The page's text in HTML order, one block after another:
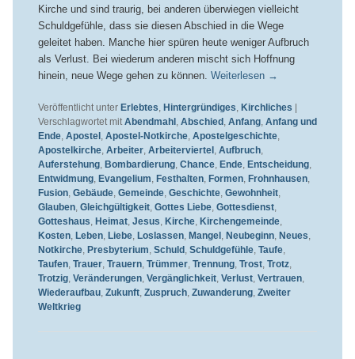
Kirche und sind traurig, bei anderen überwiegen vielleicht
Schuldgefühle, dass sie diesen Abschied in die Wege
geleitet haben. Manche hier spüren heute weniger Aufbruch
als Verlust. Bei wiederum anderen mischt sich Hoffnung
hinein, neue Wege gehen zu können. Weiterlesen →
Veröffentlicht unter Erlebtes, Hintergründiges, Kirchliches
Verschlagwortet mit Abendmahl , Abschied , Anfang, Anfang und
Ende, Apostel , Apostel-Notkirche, Apostelgeschichte,
Apostelkirche, Arbeiter, Arbeiterviertel , Aufbruch,
Auferstehung, Bombardierung, Chance, Ende, Entscheidung,
Entwidmung, Evangelium, Festhalten, Formen, Frohnhausen,
Fusion, Gebäude, Gemeinde, Geschichte, Gewohnheit,
Glauben, Gleichgültigkeit, Gottes Liebe, Gottesdienst,
Gotteshaus, Heimat, Jesus, Kirche, Kirchengemeinde,
Kosten, Leben, Liebe, Loslassen, Mangel , Neubeginn, Neues,
Notkirche, Presbyterium, Schuld , Schuldgefühle, Taufe,
Taufen, Trauer, Trauern, Trümmer, Trennung, Trost, Trotz,
Trotzig, Veränderungen, Vergänglichkeit, Verlust, Vertrauen,
Wiederaufbau, Zukunft, Zuspruch, Zuwanderung, Zweiter
Weltkrieg